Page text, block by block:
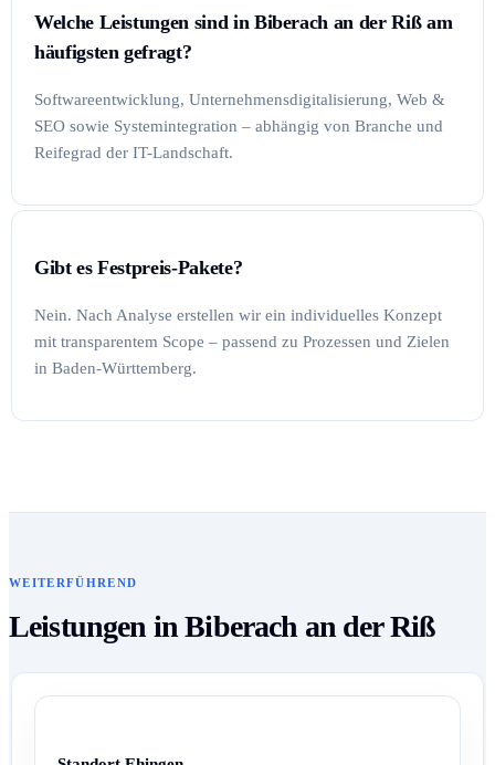
Welche Leistungen sind in Biberach an der Riß am
häufigsten gefragt?
Softwareentwicklung, Unternehmensdigitalisierung, Web &
SEO sowie Systemintegration – abhängig von Branche und
Reifegrad der IT-Landschaft.
Gibt es Festpreis-Pakete?
Nein. Nach Analyse erstellen wir ein individuelles Konzept
mit transparentem Scope – passend zu Prozessen und Zielen
in Baden-Württemberg.
WEITERFÜHREND
Leistungen in Biberach an der Riß